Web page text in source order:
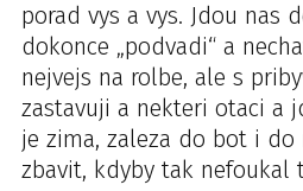
porad vys a vys. Jdou nas
dokonce „podvadi“ a
nejvejs na rolbe, ale s
zastavuji a nekteri otaci a
je zima, zaleza do bot i do
zbavit, kdyby tak nefoukal